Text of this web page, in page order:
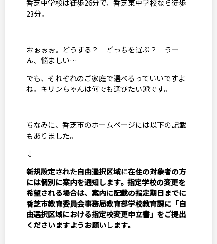
香芝中学校は徒歩26分で、香芝東中学校なら徒歩
23分。
おぉぉぉ。どうする？ どっちを選ぶ？ うー
ん、悩ましい…
でも、それぞれのご家庭で選べるっていいですよ
ね。キリンちゃんは何でも選びたい派です。
ちなみに、香芝市のホームページには以下の記載
もありました。
↓
新規設定された自由選択区域に在住の対象者の方
には個別に案内を通知します。指定学校の変更を
希望される場合は、案内に記載の指定期日までに
香芝市教育委員会事務局教育部学校教育課に「自
由選択区域における指定校変更申立書」をご提出
くださいますようお願いします。